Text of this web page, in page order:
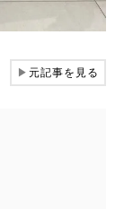
▶元記事を見る